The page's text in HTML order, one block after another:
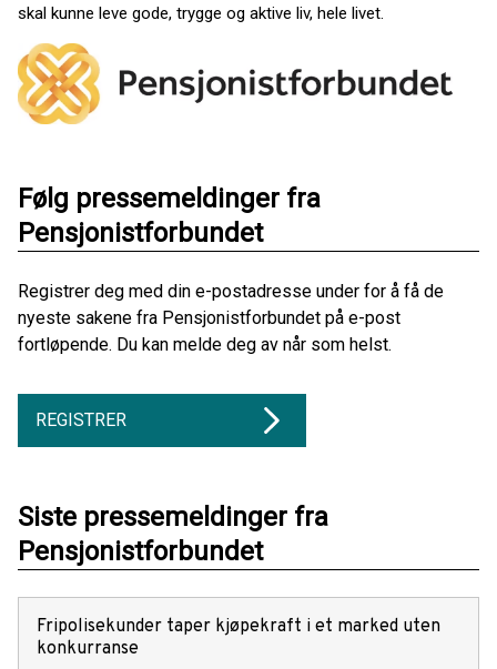
skal kunne leve gode, trygge og aktive liv, hele livet.
Følg pressemeldinger fra
Pensjonistforbundet
Registrer deg med din e-postadresse under for å få de
nyeste sakene fra Pensjonistforbundet på e-post
fortløpende. Du kan melde deg av når som helst.
REGISTRER
Siste pressemeldinger fra
Pensjonistforbundet
Fripolisekunder taper kjøpekraft i et marked uten
konkurranse